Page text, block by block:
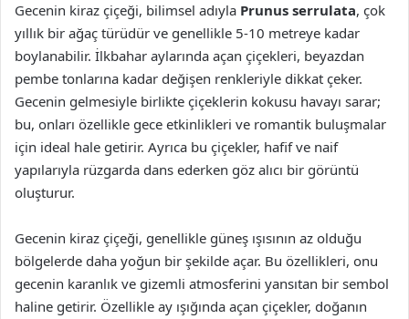
Gecenin kiraz çiçeği, bilimsel adıyla Prunus serrulata, çok
yıllık bir ağaç türüdür ve genellikle 5-10 metreye kadar
boylanabilir. İlkbahar aylarında açan çiçekleri, beyazdan
pembe tonlarına kadar değişen renkleriyle dikkat çeker.
Gecenin gelmesiyle birlikte çiçeklerin kokusu havayı sarar;
bu, onları özellikle gece etkinlikleri ve romantik buluşmalar
için ideal hale getirir. Ayrıca bu çiçekler, hafif ve naif
yapılarıyla rüzgarda dans ederken göz alıcı bir görüntü
oluşturur.
Gecenin kiraz çiçeği, genellikle güneş ışısının az olduğu
bölgelerde daha yoğun bir şekilde açar. Bu özellikleri, onu
gecenin karanlık ve gizemli atmosferini yansıtan bir sembol
haline getirir. Özellikle ay ışığında açan çiçekler, doğanın